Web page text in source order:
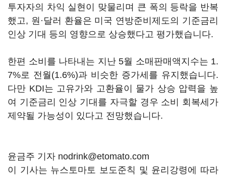
투자자의 차익 실현이 맞물리며 큰 폭의 등락을 반복
했고, 원·달러 환율은 미국 연방준비제도의 기준금리
인상 기대 등의 영향으로 상승했다고 평가했습니다.
한편 소비를 나타내는 지난 5월 소매판매액지수는 1.
7%로 전월(1.6%)과 비슷한 증가세를 유지했습니다.
다만 KDI는 고유가와 고환율이 물가 상승 압력을 높
여 기준금리 인상 기대를 자극할 경우 소비 회복세가
제약될 가능성이 있다고 전망했습니다.
윤금주 기자 nodrink@etomato.com
이 기사는 뉴스토마토 보도준칙 및 윤리강령에 따라